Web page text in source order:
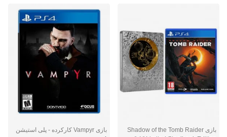
بازی Shadow of the Tomb Raider
بازی Vampyr کارکرده - پلی استیشن